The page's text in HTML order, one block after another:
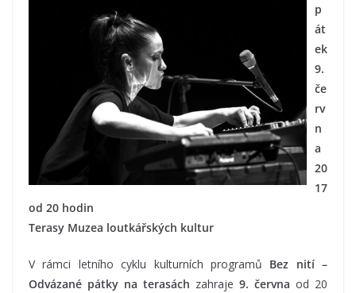
p
át
ek
9.
če
rv
n
a
20
17
od 20 hodin
Terasy Muzea loutkářských kultur
V rámci letního cyklu kulturních programů Bez nití –
Odvázané pátky na terasách zahraje 9. června od 20